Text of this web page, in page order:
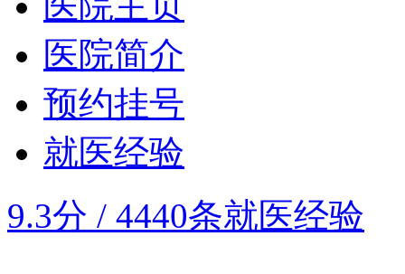
医院简介
预约挂号
就医经验
9.3分 / 4440条就医经验